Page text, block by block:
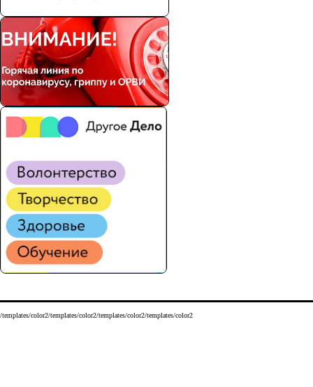
/templates/color2/templates/color2/templates/color2/templates/color2